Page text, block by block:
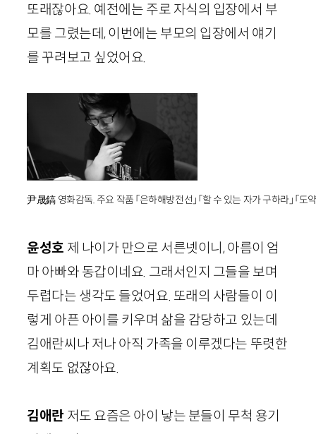
또래잖아요. 예전에는 주로 자식의 입장에서 부
모를 그렸는데, 이번에는 부모의 입장에서 얘기
를 꾸려보고 싶었어요.
尹晟鎬 영화감독. 주요 작품 「은하해방전선」 「할 수 있는 자가 구하라」 「도
윤성호 제 나이가 만으로 서른넷이니, 아름이 엄
마 아빠와 동갑이네요. 그래서인지 그들을 보며
두렵다는 생각도 들었어요. 또래의 사람들이 이
렇게 아픈 아이를 키우며 삶을 감당하고 있는데
김애란씨나 저나 아직 가족을 이루겠다는 뚜렷한
계획도 없잖아요.
김애란 저도 요즘은 아이 낳는 분들이 무척 용기